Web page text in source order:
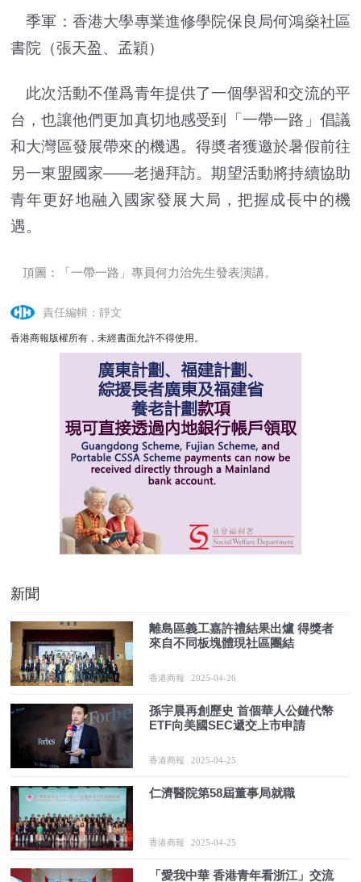
季軍：香港大學專業進修學院保良局何鴻燊社區
書院（張天盈、孟穎）
此次活動不僅爲青年提供了一個學習和交流的平
台，也讓他們更加真切地感受到「一帶一路」倡議
和大灣區發展帶來的機遇。得奬者獲邀於暑假前往
另一東盟國家——老撾拜訪。期望活動將持續協助
青年更好地融入國家發展大局，把握成長中的機
遇。
頂圖：「一帶一路」專員何力治先生發表演講。
責任編輯：靜文
香港商報版權所有，未經書面允許不得使用。
新聞
離島區義工嘉許禮結果出爐 得獎者
來自不同板塊體現社區團結
香港商報 2025-04-26
孫宇晨再創歷史 首個華人公鏈代幣
ETF向美國SEC遞交上市申請
香港商報 2025-04-25
仁濟醫院第58屆董事局就職
香港商報 2025-04-25
「愛我中華 香港青年看浙江」交流